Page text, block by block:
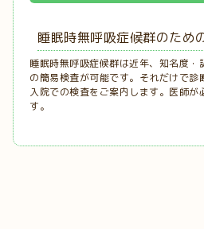
睡眠時無呼吸症候群のため
睡眠時無呼吸症候群は近年、知名度
の簡易検査が可能です。それだけで診
入院での検査をご案内します。医師
す。